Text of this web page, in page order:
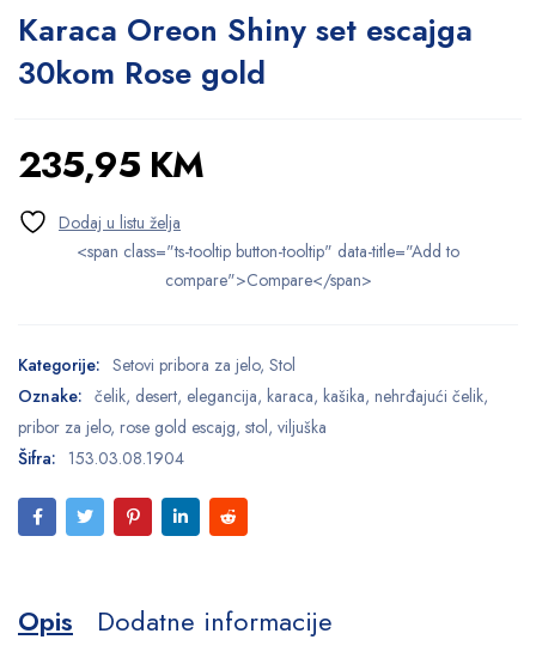
Karaca Oreon Shiny set escajga
30kom Rose gold
235,95 KM
<span class="ts-tooltip button-tooltip" data-title="Add to
compare">Compare</span>
Kategorije: Setovi pribora za jelo, Stol
Oznake: čelik, desert, elegancija, karaca, kašika, nehrđajući čelik,
pribor za jelo, rose gold escajg, stol, viljuška
Šifra: 153.03.08.1904
Opis
Dodatne informacije